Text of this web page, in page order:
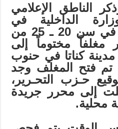
الإعلامي
الداخلية في
سن 20
ـ
25 من
مختوماً إلى
كناتا في حنوب
تم فتح المغلف وجد
حـزب التحـرير،
إلى محرر جريدة
محلية.